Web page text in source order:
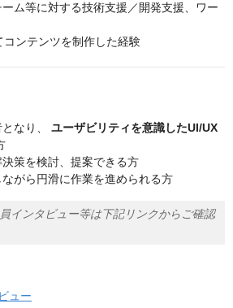
ーム等に対する技術支援／開発支援、ワー
コンテンツを制作した経験
なり、 ユーザビリティを意識したUI/UX
決策を検討、提案できる方
ながら円滑に作業を進められる方
インタビュー等は下記リンクからご確認
ュー